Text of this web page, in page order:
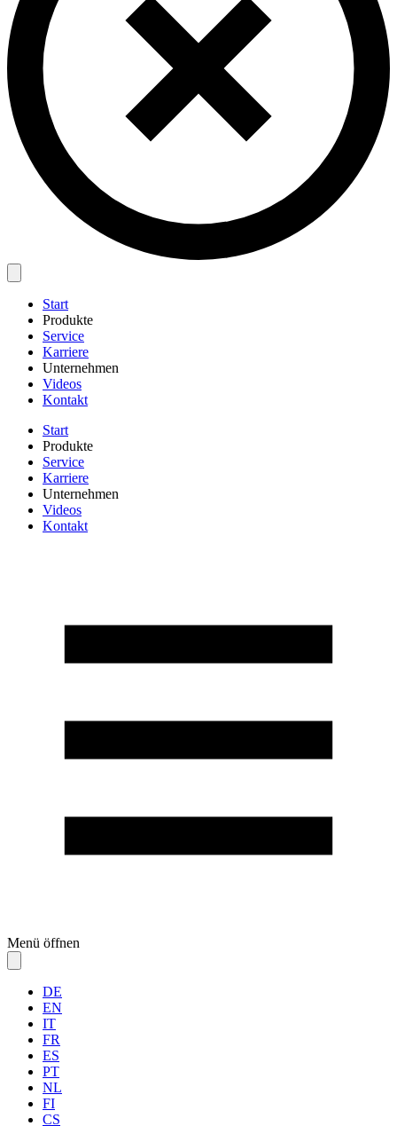
Start
Produkte
Service
Karriere
Unternehmen
Videos
Kontakt
Start
Produkte
Service
Karriere
Unternehmen
Videos
Kontakt
Menü öffnen
DE
EN
IT
FR
ES
PT
NL
FI
CS